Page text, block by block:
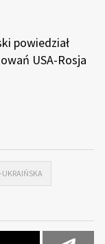
powiedział
USA-Rosja